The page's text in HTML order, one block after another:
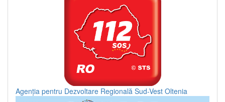
Agenția pentru Dezvoltare Regională Sud-Vest Oltenia